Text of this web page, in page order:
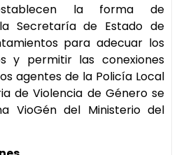
la forma de
Secretaría de Estado de
para adecuar los
y permitir las conexiones
agentes de la Policía Local
de Violencia de Género se
VioGén del Ministerio del